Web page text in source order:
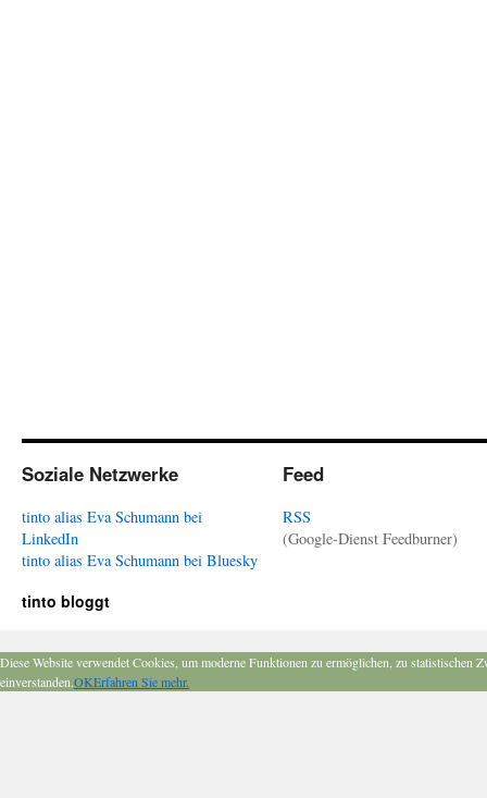
Soziale Netzwerke
tinto alias Eva Schumann bei
LinkedIn
tinto alias Eva Schumann bei Bluesky
Feed
RSS
(Google-Dienst Feedburner)
tinto bloggt
Diese Website verwendet Cookies, um moderne Funktionen zu ermöglichen, zu
einverstanden.OKErfahren Sie mehr.